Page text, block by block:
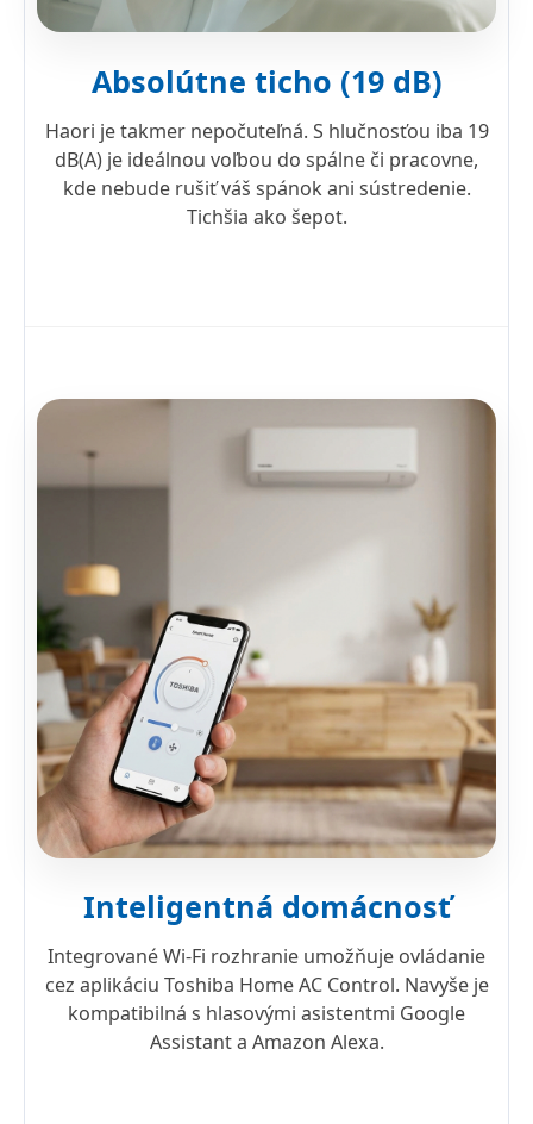
Absolútne ticho (19 dB)
Haori je takmer nepočuteľná. S hlučnosťou iba 19
dB(A) je ideálnou voľbou do spálne či pracovne,
kde nebude rušiť váš spánok ani sústredenie.
Tichšia ako šepot.
Inteligentná domácnosť
Integrované Wi-Fi rozhranie umožňuje ovládanie
cez aplikáciu Toshiba Home AC Control. Navyše je
kompatibilná s hlasovými asistentmi Google
Assistant a Amazon Alexa.